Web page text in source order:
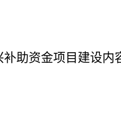
助资金项目建设内